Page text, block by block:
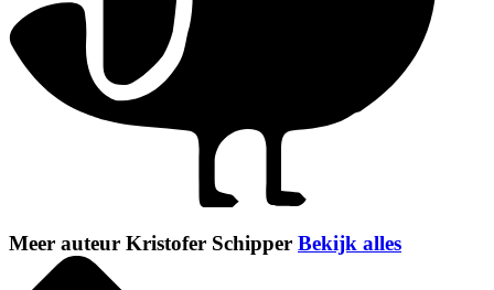
Meer auteur Kristofer Schipper Bekijk alles